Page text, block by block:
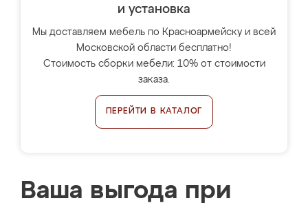
и установка
Мы доставляем мебель по Красноармейску и всей
Московской области бесплатно!
Стоимость сборки мебели: 10% от стоимости
заказа.
ПЕРЕЙТИ В КАТАЛОГ
Ваша выгода при